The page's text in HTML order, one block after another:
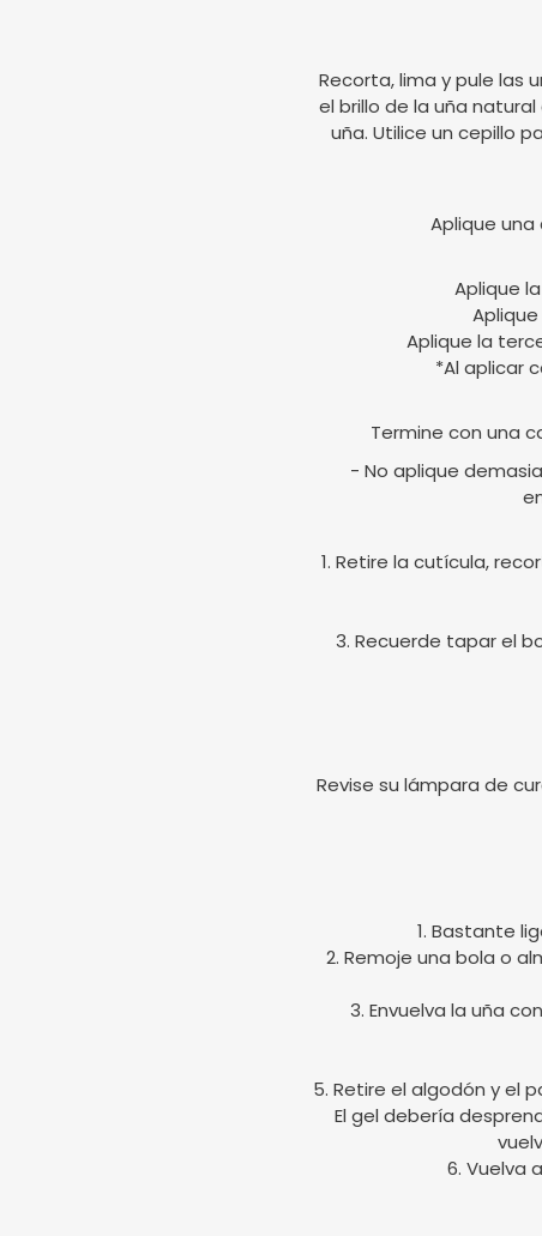
Recorta, lima y pule las
el brillo de la uña
uña. Utilice un cepillo
Aplique una
Aplique
Aplique la
*Al aplicar
Termine con una
- No aplique
1. Retire la cutícula,
3. Recuerde tapar el
Revise su lámpara de
1. Bastante
2. Remoje una bola o
3. Envuelva la uña
5. Retire el algodón y el
El gel debería
6. Vuelva